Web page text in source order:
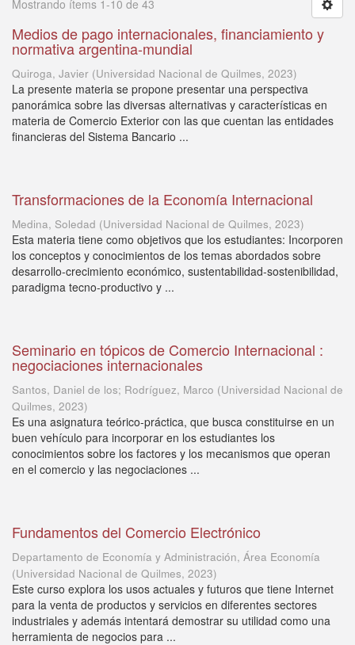
Mostrando ítems 1-10 de 43
Medios de pago internacionales, financiamiento y
normativa argentina-mundial
Quiroga, Javier (Universidad Nacional de Quilmes, 2023)
La presente materia se propone presentar una perspectiva
panorámica sobre las diversas alternativas y características en
materia de Comercio Exterior con las que cuentan las entidades
financieras del Sistema Bancario ...
Transformaciones de la Economía Internacional
Medina, Soledad (Universidad Nacional de Quilmes, 2023)
Esta materia tiene como objetivos que los estudiantes: Incorporen
los conceptos y conocimientos de los temas abordados sobre
desarrollo-crecimiento económico, sustentabilidad-sostenibilidad,
paradigma tecno-productivo y ...
Seminario en tópicos de Comercio Internacional :
negociaciones internacionales
Santos, Daniel de los; Rodríguez, Marco (Universidad Nacional de
Quilmes, 2023)
Es una asignatura teórico-práctica, que busca constituirse en un
buen vehículo para incorporar en los estudiantes los
conocimientos sobre los factores y los mecanismos que operan
en el comercio y las negociaciones ...
Fundamentos del Comercio Electrónico
Departamento de Economía y Administración, Área Economía
(Universidad Nacional de Quilmes, 2023)
Este curso explora los usos actuales y futuros que tiene Internet
para la venta de productos y servicios en diferentes sectores
industriales y además intentará demostrar su utilidad como una
herramienta de negocios para ...